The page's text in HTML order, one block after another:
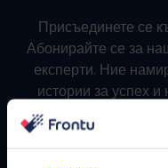
Присъединете се
Абонирайте се за
експерти. Ние
истории за успех и